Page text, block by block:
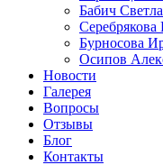
Бабич
Бурносова
Осипов
Новости
Галерея
Вопросы
Отзывы
Блог
Контакты